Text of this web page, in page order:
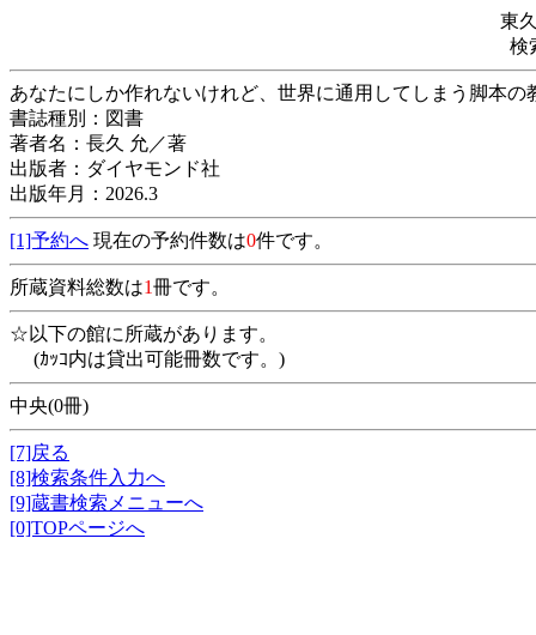
東
検
あなたにしか作れないけれど、世界に通用し
書誌種別：図書
著者名：長久 允／著
出版者：ダイヤモンド社
出版年月：2026.3
[1]予約へ 現在の予約件数は0件です。
所蔵資料総数は1冊です。
☆以下の館に所蔵があります。
(ｶｯｺ内は貸出可能冊数です。)
中央(0冊)
[7]戻る
[8]検索条件入力へ
[9]蔵書検索メニューへ
[0]TOPページへ